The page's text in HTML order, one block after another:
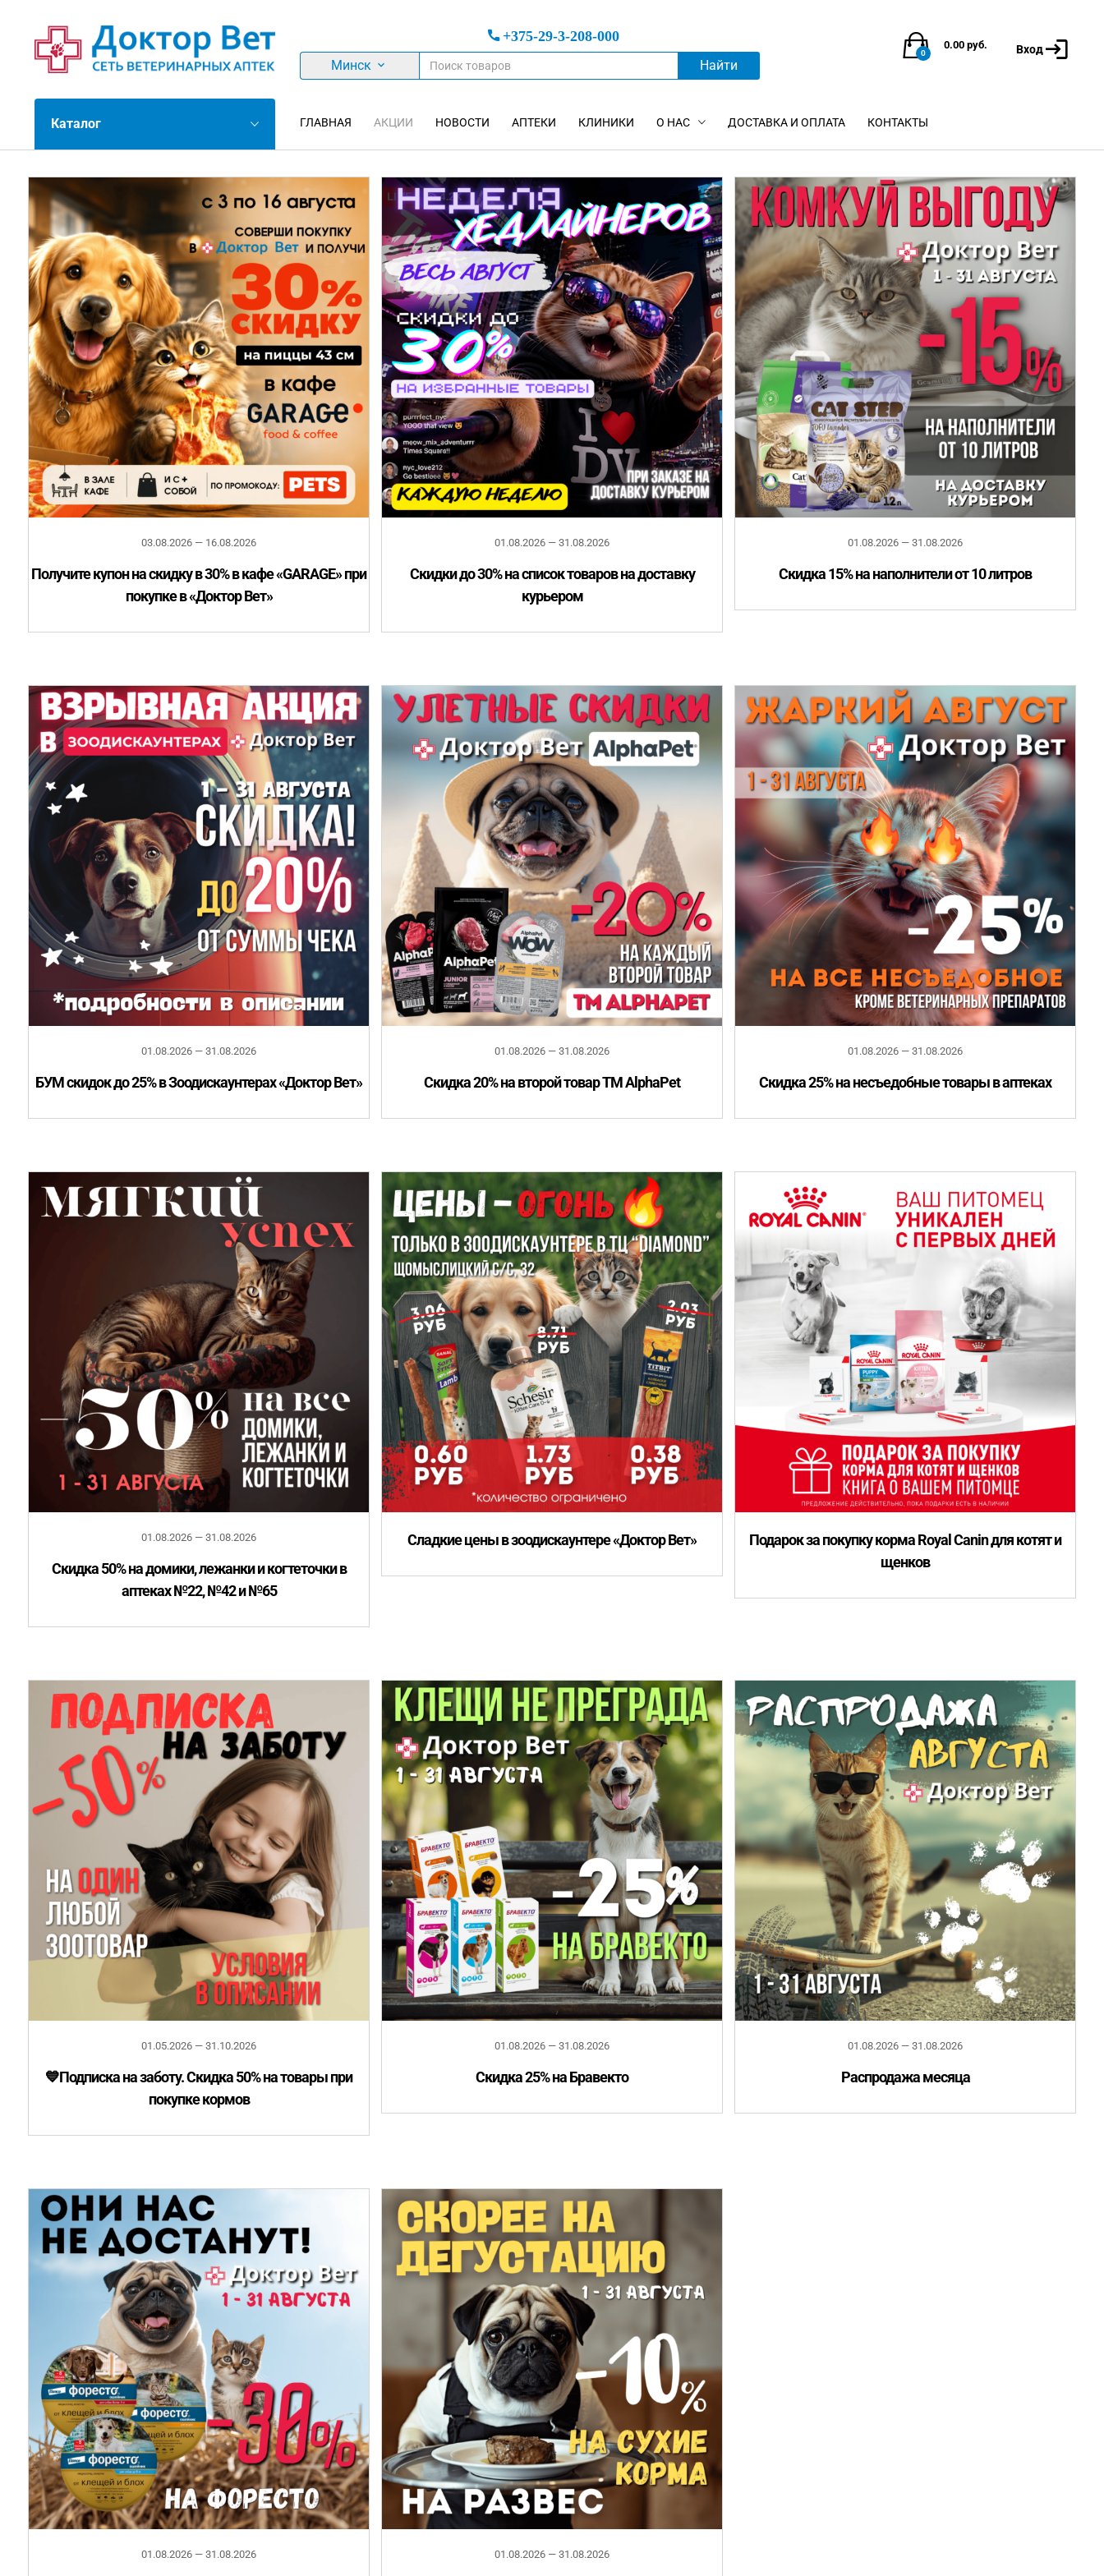
+375-29-3-208-000
Минск Найти
Вход
0
0.00 руб.
Каталог ГЛАВНАЯ АКЦИИ НОВОСТИ АПТЕКИ КЛИНИКИ О НАС ДОСТАВКА И ОПЛАТА КОНТАКТЫ
03.08.2026 — 16.08.2026
Получите купон на скидку в 30% в кафе «GARAGE» при
покупке в «Доктор Вет»
01.08.2026 — 31.08.2026
Скидки до 30% на список товаров на доставку
курьером
01.08.2026 — 31.08.2026
Скидка 15% на наполнители от 10 литров
01.08.2026 — 31.08.2026
БУМ скидок до 25% в Зоодискаунтерах «Доктор Вет»
01.08.2026 — 31.08.2026
Скидка 20% на второй товар ТМ AlphaPet
01.08.2026 — 31.08.2026
Скидка 25% на несъедобные товары в аптеках
01.08.2026 — 31.08.2026
Скидка 50% на домики, лежанки и когтеточки в
аптеках №22, №42 и №65
Сладкие цены в зоодискаунтере «Доктор Вет»
Подарок за покупку корма Royal Canin для котят и
щенков
01.05.2026 — 31.10.2026
💙Подписка на заботу. Скидка 50% на товары при
покупке кормов
01.08.2026 — 31.08.2026
Скидка 25% на Бравекто
01.08.2026 — 31.08.2026
Распродажа месяца
01.08.2026 — 31.08.2026 01.08.2026 — 31.08.2026